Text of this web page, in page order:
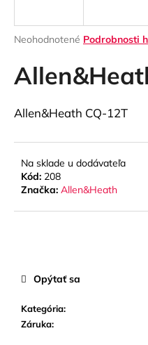
Priemerné
produktu
je
5
Neohodnotené Podrobnosti
Allen&Heath CQ-12T
Na sklade u dodávateľa
Kód: 208
Značka: Allen&Heath
Kategória:
Záruka:
Opýtať sa
j
ť
?
HĽADAŤ
o
ú
a